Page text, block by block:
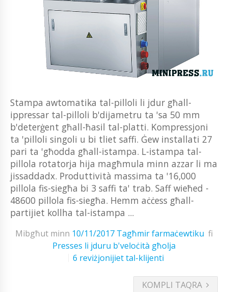
Stampa awtomatika tal-pilloli li jdur għall-
ippressar tal-pilloli b'dijametru ta 'sa 50 mm
b'deterġent għall-ħasil tal-platti. Kompressjoni
ta 'pilloli singoli u bi tliet saffi. Ġew installati 27
pari ta 'għodda għall-istampa. L-istampa tal-
pillola rotatorja hija magħmula minn azzar li ma
jissaddadx. Produttività massima ta '16,000
pillola fis-siegħa bi 3 saffi ta' trab. Saff wieħed -
48600 pillola fis-siegħa. Hemm aċċess għall-
partijiet kollha tal-istampa ...
Mibgħut minn 10/11/2017 Tagħmir farmaċewtiku fi
Presses li jduru b'veloċità għolja
6 reviżjonijiet tal-klijenti
KOMPLI TAQRA